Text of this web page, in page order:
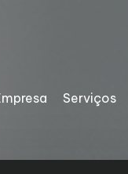
Serviços